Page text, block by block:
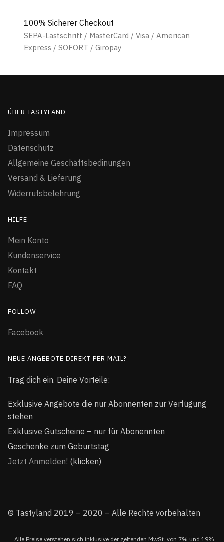
100% Sicherer Checkout
SEPA-Lastschrift / MasterCard / Visa / American
Express / SOFORT / Giropay
ÜBER TASTYLAND
Impressum
Datenschutz
Allgemeine Geschäftsbedinungen
Versand & Lieferung
Widerrufsbelehrung
HILFE
Mein Konto
Kundenservice
Kontakt
FAQ
FOLLOW
Facebook
NEUE ANGEBOTE DIREKT PER MAIL?
Trag dich ein. Deine Vorteile:
Exklusive Angebote die nur Abonnenten zur Verfügung
stehen
Exklusive Gutscheine – nur für Abonennten
Geschenke zum Geburtstag
Jetzt Anmelden! (klicken)
© Tastyland 2019 – 2020 – Alle Rechte vorbehalten
Alle Preise verstehen sich inklusive der geltenden MwSt. von 7% und 19%.